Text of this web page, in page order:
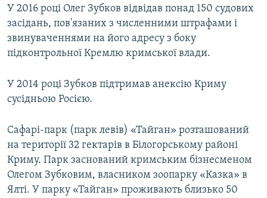
У 2016 році Олег Зубков відвідав понад 150 судових
засідань, пов'язаних з численними штрафами і
звинуваченнями на його адресу з боку
підконтрольної Кремлю кримської влади.
У 2014 році Зубков підтримав анексію Криму
сусідньою Росією.
Сафарі-парк (парк левів) «Тайган» розташований
на території 32 гектарів в Білогорському районі
Криму. Парк заснований кримським бізнесменом
Олегом Зубковим, власником зоопарку «Казка» в
Ялті. У парку «Тайган» проживають близько 50